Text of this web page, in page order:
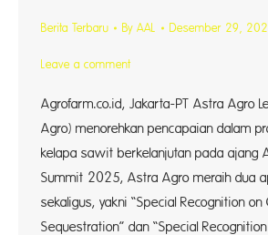
Berita Terbaru By AAL Desember 29,
Leave a comment
Agrofarm.co.id, Jakarta-PT Astra Agro
Agro) menorehkan pencapaian dalam
kelapa sawit berkelanjutan pada ajang
Summit 2025, Astra Agro meraih dua
sekaligus, yakni “Special Recognition on
Sequestration” dan “Special